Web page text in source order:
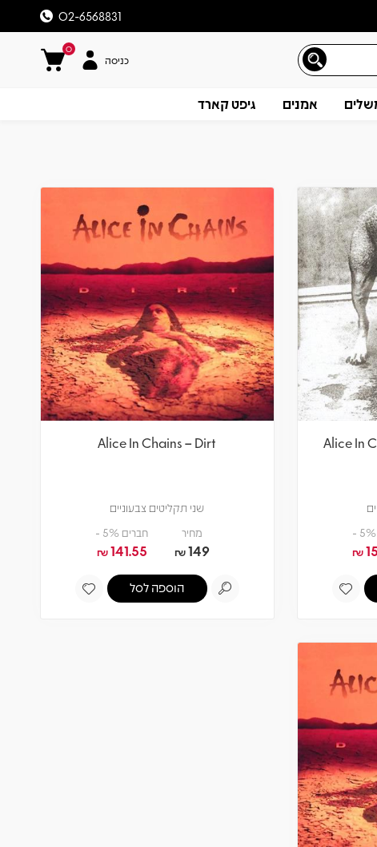
02-6568831
0
כניסה
אמנים גיפט קארד
Alice In
₪
Alice In Chains – Dirt
שני תקליטים צבעוניים
מחיר
149
₪
חברים 5% -
141.55
₪
הוספה לסל